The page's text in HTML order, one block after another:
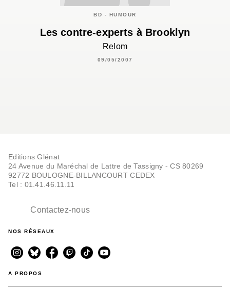
BD - HUMOUR
Les contre-experts à Brooklyn
Relom
09/05/2007
Editions Glénat
24 Avenue du Maréchal de Lattre de Tassigny - CS 80269
92772 BOULOGNE-BILLANCOURT CEDEX
Tel : 01.41.46.11.11
Contactez-nous
NOS RÉSEAUX
A PROPOS